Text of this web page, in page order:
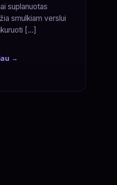
suplanuotas
smulkiam verslui
[…]
→